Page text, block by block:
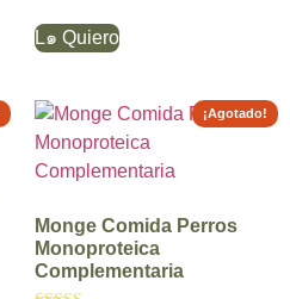
L๑ Quiero
Monge Comida Perros
Monoproteica
Complementaria
¡Agotado!